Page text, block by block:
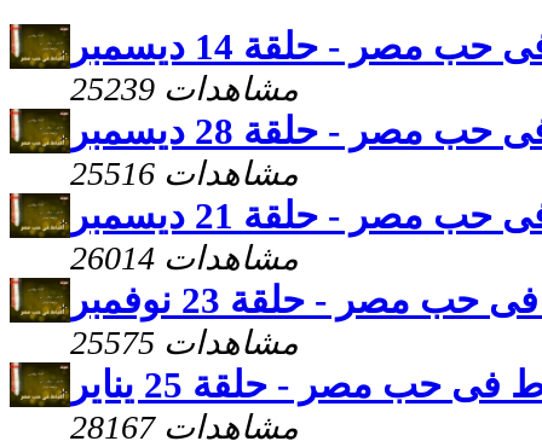
مصر - حلقة 14 ديسمبر
25239 مشاهدات
مصر - حلقة 28 ديسمبر
25516 مشاهدات
مصر - حلقة 21 ديسمبر
26014 مشاهدات
حب مصر - حلقة 23 نوفمبر
25575 مشاهدات
فى حب مصر - حلقة 25 يناير
28167 مشاهدات